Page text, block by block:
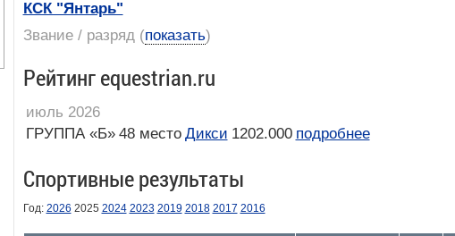
КСК "Янтарь"
Звание / разряд(показать)
Рейтинг equestrian.ru
июль 2026
ГРУППА «Б» 48 место Дикси 1202.000 подробнее
Спортивные результаты
Год: 2026 2025 2024 2023 2019 2018 2017 2016